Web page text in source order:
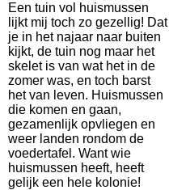
Een tuin vol huismussen
lijkt mij toch zo gezellig! Dat
je in het najaar naar buiten
kijkt, de tuin nog maar het
skelet is van wat het in de
zomer was, en toch barst
het van leven. Huismussen
die komen en gaan,
gezamenlijk opvliegen en
weer landen rondom de
voedertafel. Want wie
huismussen heeft, heeft
gelijk een hele kolonie!